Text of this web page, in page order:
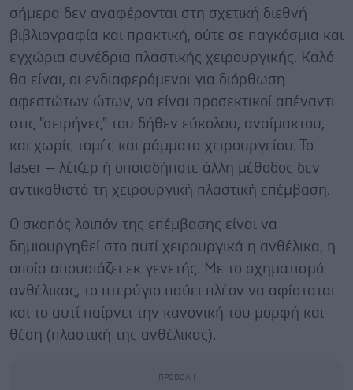
σήμερα δεν αναφέρονται στη σχετική διεθνή
βιβλιογραφία και πρακτική, ούτε σε παγκόσμια και
εγχώρια συνέδρια πλαστικής χειρουργικής. Καλό
θα είναι, οι ενδιαφερόμενοι για διόρθωση
αφεστώτων ώτων, να είναι προσεκτικοί απέναντι
στις "σειρήνες" του δήθεν εύκολου, αναίμακτου,
και χωρίς τομές και ράμματα χειρουργείου. Το
laser – λέιζερ ή οποιαδήποτε άλλη μέθοδος δεν
αντικαθιστά τη χειρουργική πλαστική επέμβαση.
O σκοπός λοιπόν της επέμβασης είναι να
δημιουργηθεί στο αυτί χειρουργικά η ανθέλικα, η
οποία απουσιάζει εκ γενετής. Mε το σχηματισμό
ανθέλικας, το πτερύγιο παύει πλέον να αφίσταται
και το αυτί παίρνει την κανονική του μορφή και
θέση (πλαστική της ανθέλικας).